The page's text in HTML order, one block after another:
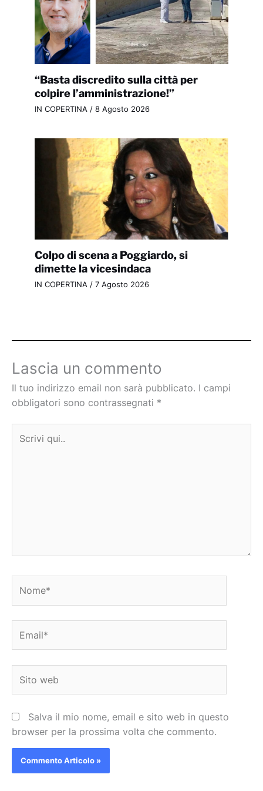
“Basta discredito sulla città per
colpire l’amministrazione!”
IN COPERTINA / 8 Agosto 2026
Colpo di scena a Poggiardo, si
dimette la vicesindaca
IN COPERTINA / 7 Agosto 2026
Lascia un commento
Il tuo indirizzo email non sarà pubblicato. I campi
obbligatori sono contrassegnati *
qui..
web
Salva il mio nome, email e sito web in questo
browser per la prossima volta che commento.